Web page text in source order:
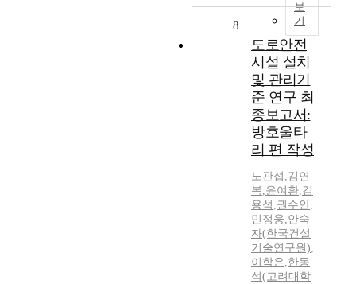
보
기
8
도로안전
시설 설치
및 관리기
준 연구 최
종보고서:
방호울타
리 편 작성
노관섭 ,김연
복,윤여환,김
용석 ,권수안,
민정웅,안숙
자(한국건설
기술연구원),
이학은,한동
석(고려대학